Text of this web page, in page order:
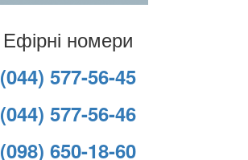
Ефірні номери
(044) 577-56-45
(044) 577-56-46
(098) 650-18-60